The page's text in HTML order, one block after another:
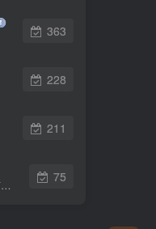
363
228
211
这家伙很懒，什么都没有写...
75